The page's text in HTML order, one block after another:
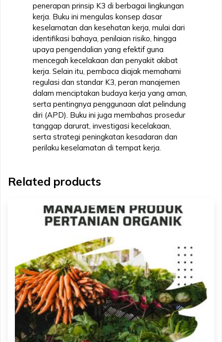
penerapan prinsip K3 di berbagai lingkungan
kerja. Buku ini mengulas konsep dasar
keselamatan dan kesehatan kerja, mulai dari
identifikasi bahaya, penilaian risiko, hingga
upaya pengendalian yang efektif guna
mencegah kecelakaan dan penyakit akibat
kerja. Selain itu, pembaca diajak memahami
regulasi dan standar K3, peran manajemen
dalam menciptakan budaya kerja yang aman,
serta pentingnya penggunaan alat pelindung
diri (APD). Buku ini juga membahas prosedur
tanggap darurat, investigasi kecelakaan,
serta strategi peningkatan kesadaran dan
perilaku keselamatan di tempat kerja.
Related products